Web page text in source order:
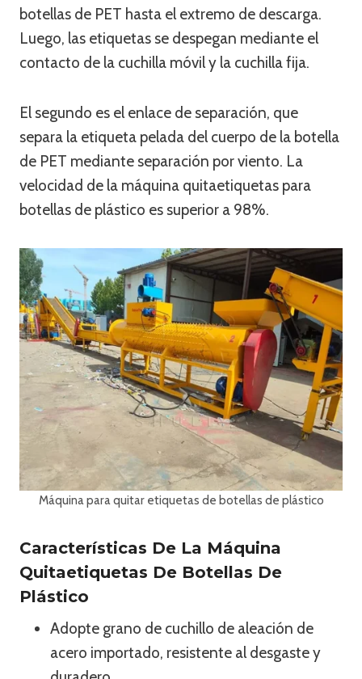
botellas de PET hasta el extremo de descarga.
Luego, las etiquetas se despegan mediante el
contacto de la cuchilla móvil y la cuchilla fija.
El segundo es el enlace de separación, que
separa la etiqueta pelada del cuerpo de la botella
de PET mediante separación por viento. La
velocidad de la máquina quitaetiquetas para
botellas de plástico es superior a 98%.
Máquina para quitar etiquetas de botellas de plástico
Características De La Máquina
Quitaetiquetas De Botellas De
Plástico
Adopte grano de cuchillo de aleación de
acero importado, resistente al desgaste y